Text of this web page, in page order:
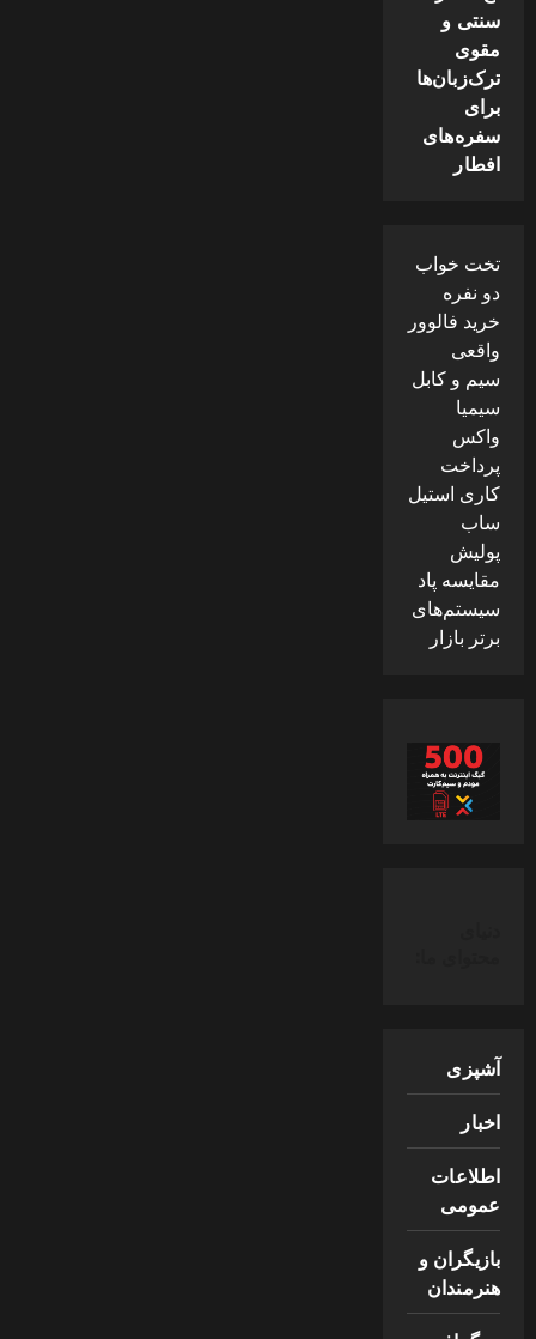
سنتی و
مقوی
ترک‌زبان‌ها
برای
سفره‌های
افطار
تخت خواب
دو نفره
خرید فالوور
واقعی
سیم و کابل
سیمیا
واکس
پرداخت
کاری استیل
ساب
پولیش
مقایسه پاد
سیستم‌های
برتر بازار
آشپزی
اخبار
اطلاعات
عمومی
بازیگران و
هنرمندان